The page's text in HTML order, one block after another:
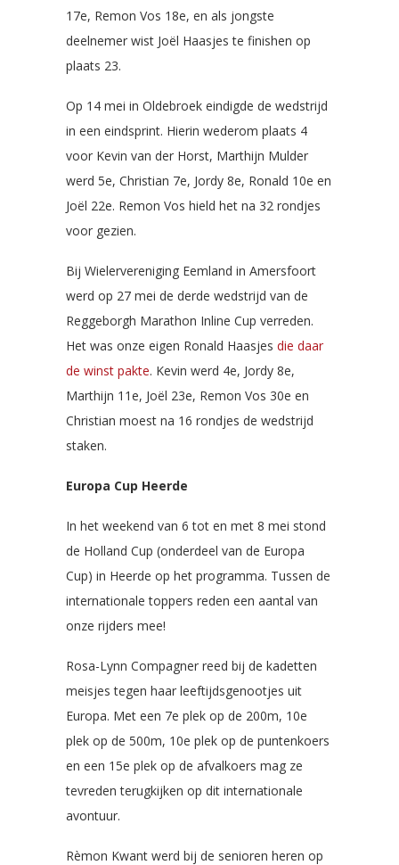
17e, Remon Vos 18e, en als jongste
deelnemer wist Joël Haasjes te finishen op
plaats 23.
Op 14 mei in Oldebroek eindigde de wedstrijd
in een eindsprint. Hierin wederom plaats 4
voor Kevin van der Horst, Marthijn Mulder
werd 5e, Christian 7e, Jordy 8e, Ronald 10e en
Joël 22e. Remon Vos hield het na 32 rondjes
voor gezien.
Bij Wielervereniging Eemland in Amersfoort
werd op 27 mei de derde wedstrijd van de
Reggeborgh Marathon Inline Cup verreden.
Het was onze eigen Ronald Haasjes die daar
de winst pakte. Kevin werd 4e, Jordy 8e,
Marthijn 11e, Joël 23e, Remon Vos 30e en
Christian moest na 16 rondjes de wedstrijd
staken.
Europa Cup Heerde
In het weekend van 6 tot en met 8 mei stond
de Holland Cup (onderdeel van de Europa
Cup) in Heerde op het programma. Tussen de
internationale toppers reden een aantal van
onze rijders mee!
Rosa-Lynn Compagner reed bij de kadetten
meisjes tegen haar leeftijdsgenootjes uit
Europa. Met een 7e plek op de 200m, 10e
plek op de 500m, 10e plek op de puntenkoers
en een 15e plek op de afvalkoers mag ze
tevreden terugkijken op dit internationale
avontuur.
Rèmon Kwant werd bij de senioren heren op